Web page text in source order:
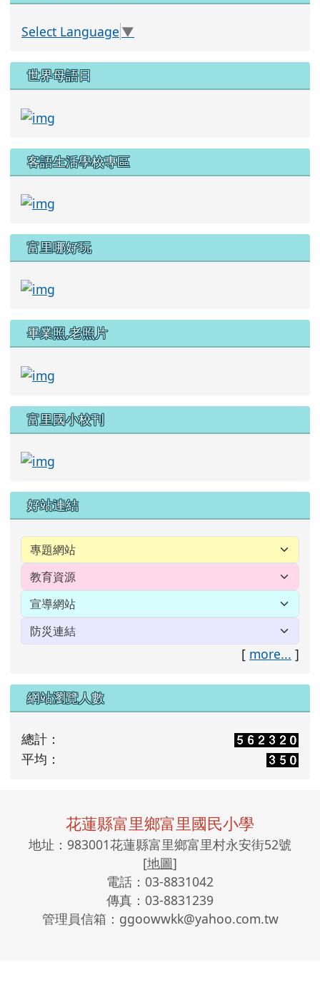
Select Language ▼
世界母語日
客語生活學校專區
富里哪好玩
畢業照,老照片
富里國小校刊
好站連結
[ more... ]
網站瀏覽人數
總計：
平均：
頁尾區域內容
花蓮縣富里鄉富里國民小學
地址：983001花蓮縣富里鄉富里村永安街52號
[地圖]
電話：03-8831042
傳真：03-8831239
管理員信箱：ggoowwkk@yahoo.com.tw